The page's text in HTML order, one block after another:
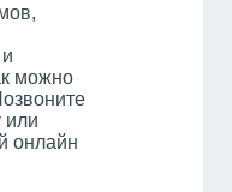
можно
или
онлайн